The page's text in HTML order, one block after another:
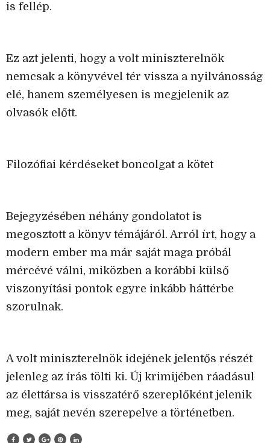
is fellép.
Ez azt jelenti, hogy a volt miniszterelnök
nemcsak a könyvével tér vissza a nyilvánosság
elé, hanem személyesen is megjelenik az
olvasók előtt.
Filozófiai kérdéseket boncolgat a kötet
Bejegyzésében néhány gondolatot is
megosztott a könyv témájáról. Arról írt, hogy a
modern ember ma már saját maga próbál
mércévé válni, miközben a korábbi külső
viszonyítási pontok egyre inkább háttérbe
szorulnak.
A volt miniszterelnök idejének jelentős részét
jelenleg az írás tölti ki. Új krimijében ráadásul
az élettársa is visszatérő szereplőként jelenik
meg, saját nevén szerepelve a történetben.